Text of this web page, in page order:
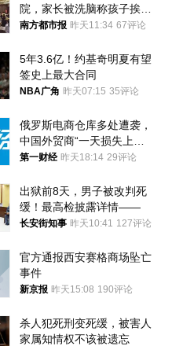
院，家长被洗脑称孩子挨打
才有效果
南方都市报 昨天11:34 67评论
5年3.6亿！约基奇明夏有望
签史上最大合同
NBA广角 昨天07:15 35评论
俄罗斯电商仓库多处遭袭，
中国外贸商“一天损失上
万”紧急清仓
第一财经 昨天18:14 29评论
出狱前8天，男子被改判死
缓！最高检披露详情——
长安街知事 昨天10:41 127评论
官方通报西安赛格商场坠亡
事件
新京报 昨天15:08 190评论
杀人犯死刑变死缓，被害人
家属知情权不该被遗忘